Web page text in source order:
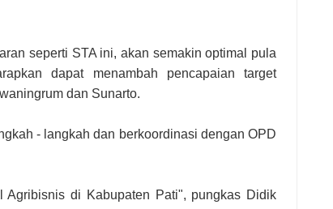
seperti STA ini, akan semakin optimal pula
dapat menambah pencapaian target
dan Sunarto.
- langkah dan berkoordinasi dengan OPD
Agribisnis di Kabupaten Pati", pungkas Didik